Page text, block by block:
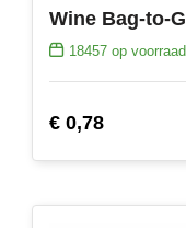
18457 op voorraad
€ 0,78